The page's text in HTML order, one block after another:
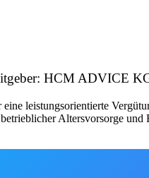
HCM ADVICE
leistungsorientierte
Altersvorsorge